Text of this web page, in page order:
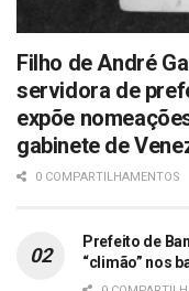
Filho de André
servidora de
expõe
gabinete de
0 COMPARTILHAMENTOS
Prefeito de
“climão” nos